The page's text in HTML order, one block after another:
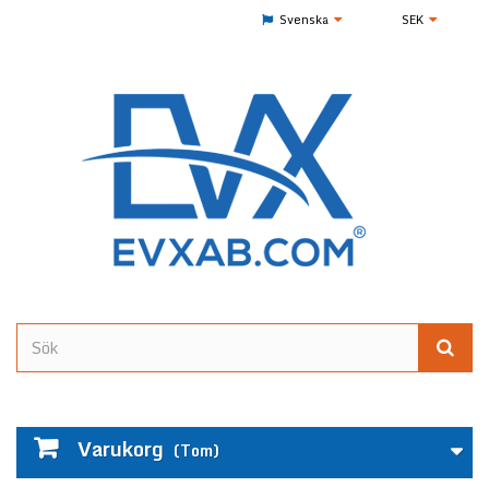
SEK
Svenska
Varukorg (Tom)